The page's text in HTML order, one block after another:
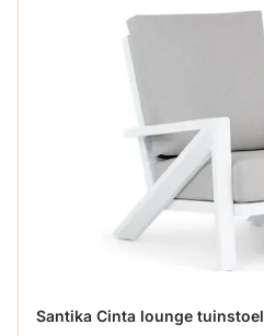
Santika Cinta lounge tuinstoel